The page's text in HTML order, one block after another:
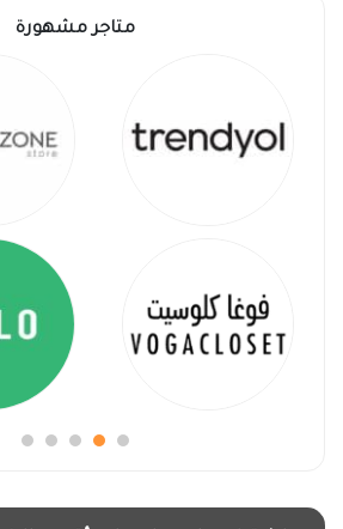
متاجر مشهورة